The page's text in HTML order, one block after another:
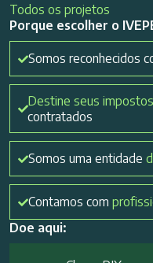
Todos os projetos
Porque escolher o
Somos reconhecidos
Destine seus impostos
contratados
Somos uma entidade
Contamos com
Doe aqui: